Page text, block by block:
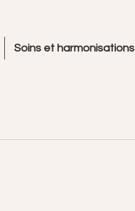
Soins et harmonisations